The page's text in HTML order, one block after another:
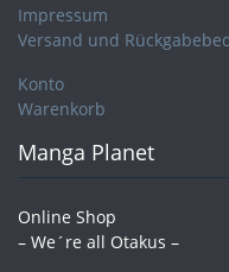
Impressum
Versand und
Konto
Warenkorb
Manga Planet
Online Shop
– We´re all Otakus –